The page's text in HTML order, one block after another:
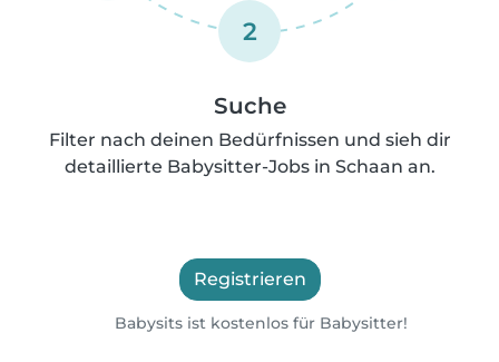
2
Suche
Filter nach deinen Bedürfnissen und sieh dir
detaillierte Babysitter-Jobs in Schaan an.
Registrieren
Babysits ist kostenlos für Babysitter!